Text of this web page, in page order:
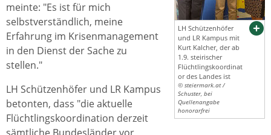
LH Schützenhöfer
und LR Kampus mit
Kurt Kalcher, der ab
1.9. steirischer
Flüchtlingskoordinat
or des Landes ist
© steiermark.at /
Schuster, bei
Quellenangabe
honorarfrei
meinte: "Es ist für mich
selbstverständlich, meine
Erfahrung im Krisenmanagement
in den Dienst der Sache zu
stellen."
LH Schützenhöfer und LR Kampus
betonten, dass "die aktuelle
Flüchtlingskoordination derzeit